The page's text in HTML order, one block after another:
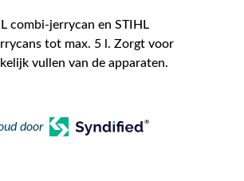
combi-jerrycan en STIHL
tot max. 5 l. Zorgt voor
vullen van de apparaten.
door